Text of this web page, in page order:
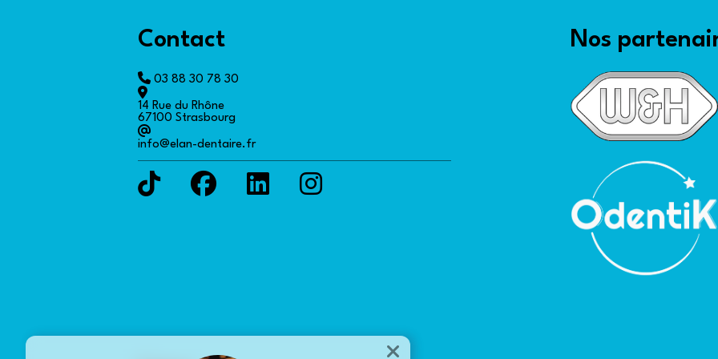
Contact
03 88 30 78 30
14 Rue du Rhône
67100 Strasbourg
info@elan-dentaire.fr
Nos